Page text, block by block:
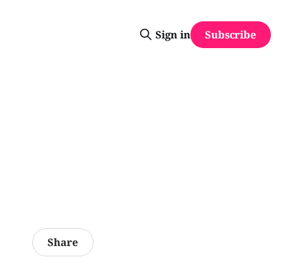
Sign in Subscribe
Share